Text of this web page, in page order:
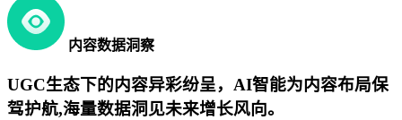
内容数据洞察
UGC生态下的内容异彩纷呈，AI智能为内容布局保
驾护航,海量数据洞见未来增长风向。